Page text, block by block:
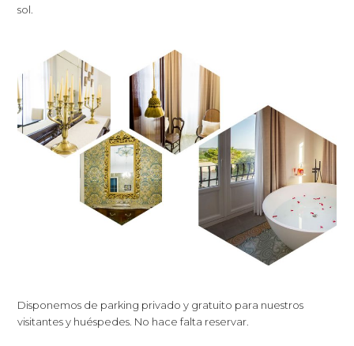
sol.
Disponemos de parking privado y gratuito para nuestros
visitantes y huéspedes. No hace falta reservar.